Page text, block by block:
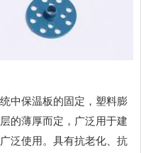
中保温板的固定，塑料膨
的薄厚而定，广泛用于建
泛使用。具有抗老化、抗